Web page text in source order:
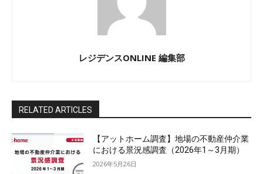
レジデンスONLINE 編集部
RELATED ARTICLES
【アットホーム調査】地場の不動産仲介業
における景況感調査（2026年1～3月期）
2026年5月26日